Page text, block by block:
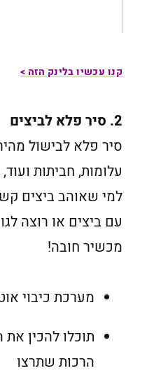
קנו עכשיו בלינק הזה >
2. סיר פלא לביצים
סיר פלא לבישול
למי שאוהב ביצים
עם ביצים או רוצה
מכשיר חובה!
מערכת כיבוי
תוכלו להכין
הרכות שתרצו